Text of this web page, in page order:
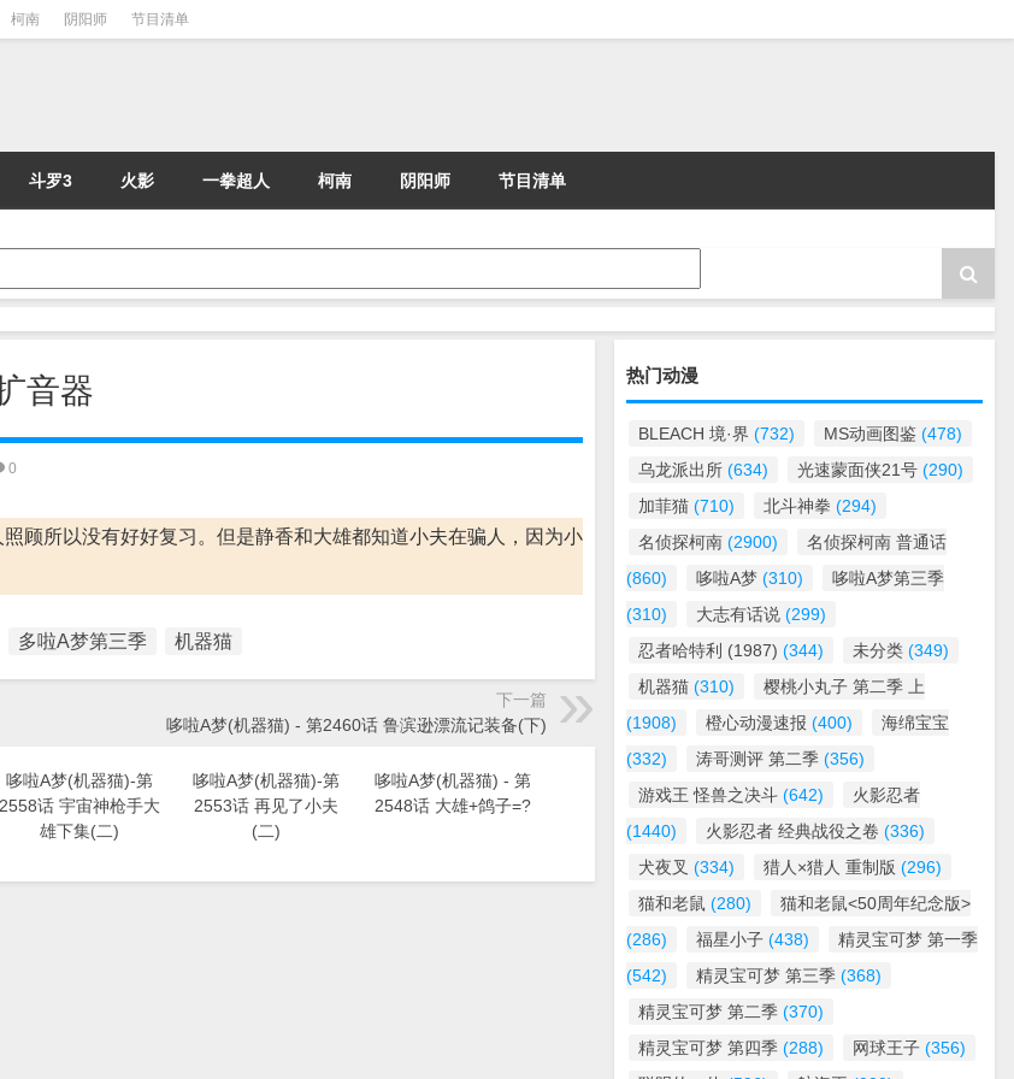
柯南 阴阳师 节目清单
斗罗3 火影 一拳超人 柯南 阴阳师 节目清单
音器
0
顾所以没有好好复习。但是静香和大雄都知道小夫在骗人，因为小
多啦A梦第三季 机器猫
下一篇
哆啦A梦(机器猫) - 第2460话 鲁滨逊漂流记装备(下)
哆啦A梦(机器猫)-第
2558话 宇宙神枪手大
雄下集(二)
哆啦A梦(机器猫)-第
2553话 再见了小夫
(二)
哆啦A梦(机器猫) - 第
2548话 大雄+鸽子=?
热门动漫
BLEACH 境·界 (732) MS动画图鉴 (478)
乌龙派出所 (634) 光速蒙面侠21号 (290)
加菲猫 (710) 北斗神拳 (294)
名侦探柯南 (2900)
名侦探柯南 普通话
(860)
哆啦A梦 (310)
哆啦A梦第三季
(310)
大志有话说 (299)
忍者哈特利 (1987) (344) 未分类 (349)
机器猫 (310)
樱桃小丸子 第二季 上
(1908)
橙心动漫速报 (400)
海绵宝宝
(332)
涛哥测评 第二季 (356)
游戏王 怪兽之决斗 (642)
火影忍者
(1440)
火影忍者 经典战役之卷 (336)
犬夜叉 (334) 猎人×猎人 重制版 (296)
猫和老鼠 (280)
猫和老鼠<50周年纪念版>
(286)
福星小子 (438)
精灵宝可梦 第一季
(542)
精灵宝可梦 第三季 (368)
精灵宝可梦 第二季 (370)
精灵宝可梦 第四季 (288) 网球王子 (356)